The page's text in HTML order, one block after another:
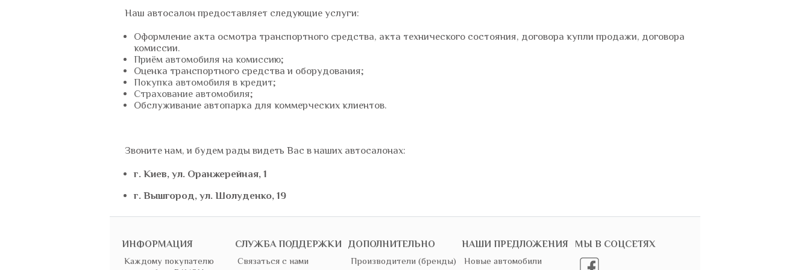
Наш автосалон предоставляет следующие услуги:
Оформление акта осмотра транспортного средства, акта технического состояния, договора купли продажи, договора
комиссии.
Приём автомобиля на комиссию;
Оценка транспортного средства и оборудования;
Покупка автомобиля в кредит;
Страхование автомобиля;
Обслуживание автопарка для коммерческих клиентов.
Звоните нам, и будем рады видеть Вас в наших автосалонах:
г. Киев, ул. Оранжерейная, 1
г. Вышгород, ул. Шолуденко, 19
ИНФОРМАЦИЯ
Каждому покупателю
СЛУЖБА ПОДДЕРЖКИ
Связаться с нами
ДОПОЛНИТЕЛЬНО
Производители (бренды)
НАШИ ПРЕДЛОЖЕНИЯ
Новые автомобили
МЫ В СОЦСЕТЯХ